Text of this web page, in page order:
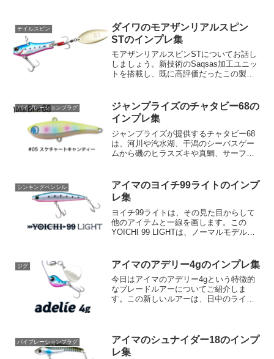
ルアーです。その重心は固定されてお
り、約5...
テイルスピン
ダイワのモアザンリアルスピン
STのインプレ集
モアザンリアルスピンSTについてお話し
しましょう。新技術のSaqsas加工ユニッ
トを搭載し、既に高評価だったこの製品
のパフォーマンスと使いやすさ。Saqsas
加工ユニッ...
バイブレーションプラグ
ジャンプライズのチャタビー68の
インプレ集
ジャンプライズが提供するチャタビー68
は、河川や汽水湖、干潟のシーバスゲー
ムから磯のヒラスズキや真鯛、サーフの
ョンルアーは、中速から高速までのアク
ションとレスポンスにこ...
シンキングペンシル
アイマのヨイチ99ライトのインプ
レ集
ヨイチ99ライトは、その見た目からして
他のアイテムと一線を画します。この
YOICHI 99 LIGHTは、ノーマルモデルの
テムとなっています。全長99mm、重量...
ジグ アイマのアデリー4gのインプレ集
今日はアイマのアデリー4gという特徴的
なブレードルアーについてご紹介しま
す。この新しいルアーは、日中のライト
化し、ボディをコンパク...
バイブレーションプラグ
アイマのシュナイダー18のインプ
レ集